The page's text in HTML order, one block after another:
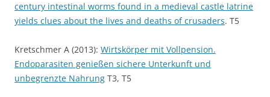
century intestinal worms found in a medieval castle latrine
yields clues about the lives and deaths of crusaders. T5
Kretschmer A (2013): Wirtskörper mit Vollpension.
Endoparasiten genießen sichere Unterkunft und
unbegrenzte Nahrung T3, T5